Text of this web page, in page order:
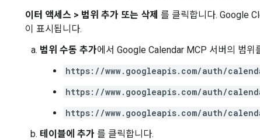
데이터 액세스 > 범위 추가 또는 삭제 를 클릭합니다. Google
널이 표시됩니다.
범위 수동 추가에서 Google Calendar MCP 서버의 범위
https://www.googleapis.com/auth/
https://www.googleapis.com/auth/
https://www.googleapis.com/auth/
테이블에 추가 를 클릭합니다.